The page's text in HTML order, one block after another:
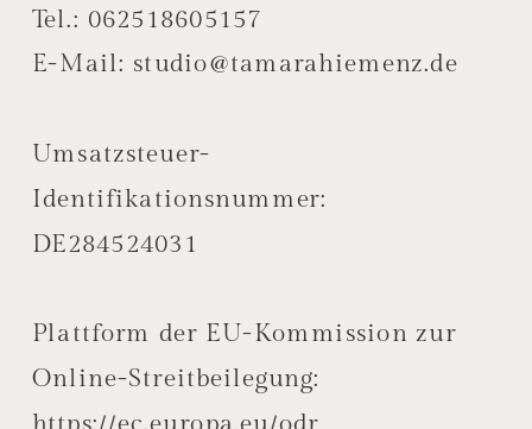
Tel.: 062518605157
E-Mail: studio@tamarahiemenz.de
Umsatzsteuer-
Identifikationsnummer:
DE284524031
Plattform der EU-Kommission zur
Online-Streitbeilegung: